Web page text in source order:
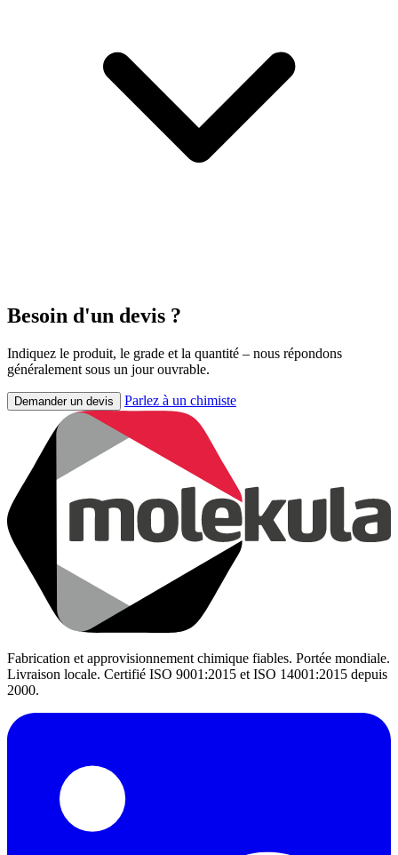
Besoin d'un devis ?
Indiquez le produit, le grade et la quantité – nous répondons
généralement sous un jour ouvrable.
Demander un devis Parlez à un chimiste
Fabrication et approvisionnement chimique fiables. Portée mondiale.
Livraison locale. Certifié ISO 9001:2015 et ISO 14001:2015 depuis
2000.